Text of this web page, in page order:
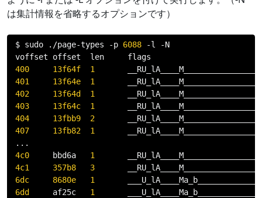
は集計情報を省略するオプションです）
$ sudo ./page-types -p 6088 -l -N
400
13f64f
1
401
13f64e
1
402
13f64d
1
403
13f64c
1
404
13fbb9
2
407
13fb82
1
...
4c0
     bbd6a
1
4c1
357b8
3
6dc
8680e
1
6dd
     af25c
1